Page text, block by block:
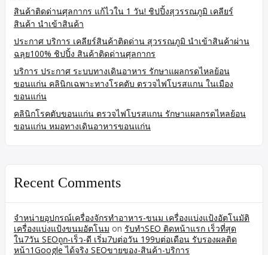
สินค้าติดด่านศุลกากร แก้ไวใน 1 วัน! ชิปปิ้งสุวรรณภูมิ เคลียร์
สินค้า นำเข้าสินค้า
ประกาศ บริการ เคลียร์สินค้าติดด่าน สุวรรณภูมิ นำเข้าสินค้าผ่าน
ฉลุย100% ชิปปิ้ง สินค้าติดด่านศุลกากร
บริการ ประกาศ ระบบทางเดินอาหาร รักษาแผลกรดไหลย้อน
ขอนแก่น คลินิกเฉพาะทางโรคตับ ตรวจไฟโบรสแกน ในเมือง
ขอนแก่น
คลินิกโรคตับขอนแก่น ตรวจไฟโบรสแกน รักษาแผลกรดไหลย้อน
ขอนแก่น หมอทางเดินอาหารขอนแก่น
Recent Comments
จำหน่ายอุปกรณ์เครื่องจักรทำอาหาร-ขนม เครื่องแบ่งแป้งอัตโนมัติ
เครื่องแบ่งแป้งขนมอัตโนม on รับทำSEO ติดหน้าแรก เร็วที่สุด
ใน7วัน SEOถูก-เร็ว-ดี เริ่ม7บต่อวัน 199บต่อเดือน รับรองผลติด
หน้า1Google ได้จริง SEOขายของ-สินค้า-บริการ